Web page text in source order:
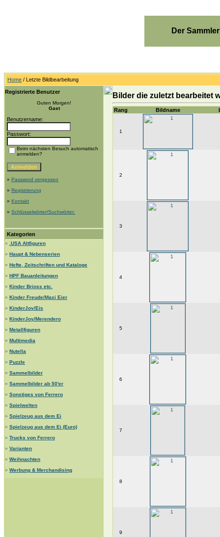
Der
Home / Letzte Bildbearbeitung
Registrierte Benutzer
Guten Morgen!
Gast
Benutzername:
Passwort:
Beim nächsten Besuch automatisch
anmelden?
» Password vergessen
» Registrierung
» Kontakt
» Schlüsselwörter/Suchwörter:
Kategorien
»
.USA Altfiguren
» Haupt & Nebenserien
» Hefte, Zeitschriften und Kataloge
» HPF Bauanleitungen
» Kinder Brioss etc.
» Kinder Freude/Maxi Eier
» KinderJoy/Eis
» KinderJoy/Merendero
» Metallfiguren
» Multimedia
» Nutella
» Puzzle
» Sammelbilder
» Sammelbilder ab 50'er
» Sonstiges von Ferrero
» Spielwelten
» Spielzeug aus dem Ei
» Spielzeug aus dem Ei (Euro)
» Trucks von Ferrero
» Varianten
» Weihnachten
» Werbung & Merchandising
Bilder die zuletzt bearbeitet
Rang Bildname
1
2
3
4
5
6
7
8
9